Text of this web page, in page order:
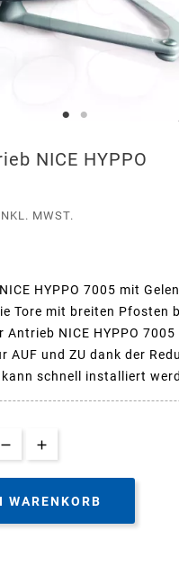
NICE HYPPO
MWST.
HYPPO 7005 mit
Tore mit breiten Pfosten
Antrieb NICE HYPPO 7005
AUF und ZU dank der
schnell installiert
WARENKORB